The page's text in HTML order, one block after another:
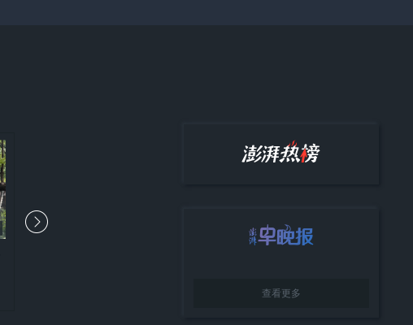
查看更多